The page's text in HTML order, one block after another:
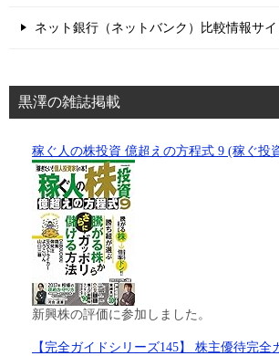
ネット銀行（ネットバンク）比較情報サ
黒澤の雑誌掲載
稼ぐ人の株投資 億超えの方程式 9 (稼ぐ投
新興株の評価に参加しました。
【完全ガイドシリーズ145】 株主優待完全